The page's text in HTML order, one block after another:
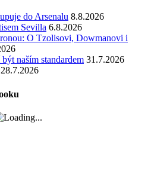
do Arsenalu 8.8.2026
Sevilla 6.8.2026
O Tzolisovi, Dowmanovi i
naším standardem 31.7.2026
28.7.2026